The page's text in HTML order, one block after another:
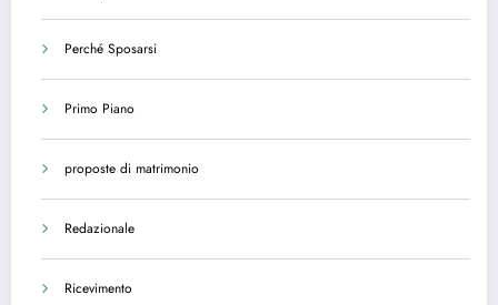
Perché Sposarsi
Primo Piano
proposte di matrimonio
Redazionale
Ricevimento